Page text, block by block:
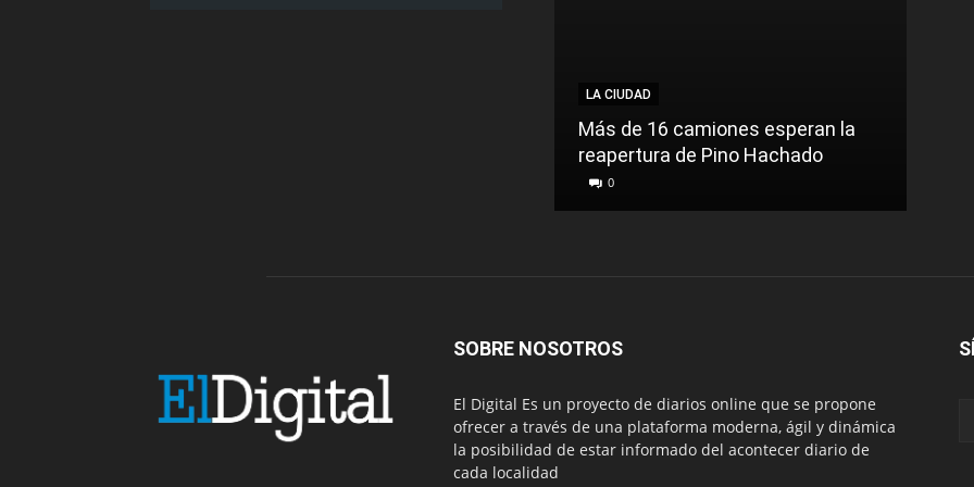
LA CIUDAD
Más de 16 camiones esperan la
reapertura de Pino Hachado
0
SOBRE NOSOTROS
El Digital Es un proyecto de diarios online que se propone
ofrecer a través de una plataforma moderna, ágil y dinámica
la posibilidad de estar informado del acontecer diario de
cada localidad